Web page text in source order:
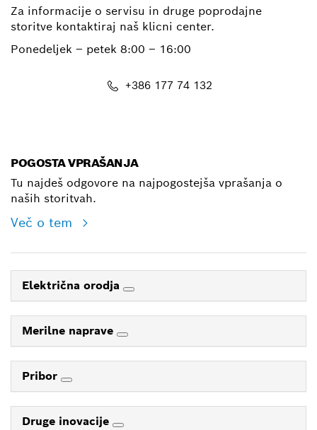
Za informacije o servisu in druge poprodajne
storitve kontaktiraj naš klicni center.
Ponedeljek – petek 8:00 – 16:00
+386 177 74 132
POGOSTA VPRAŠANJA
Tu najdeš odgovore na najpogostejša vprašanja o
naših storitvah.
Več o tem
Električna orodja
Merilne naprave
Pribor
Druge inovacije